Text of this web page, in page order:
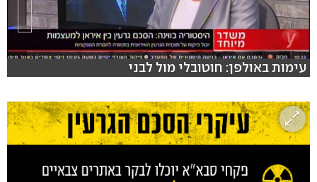
עימות באולפן: חוטובלי מול לבני